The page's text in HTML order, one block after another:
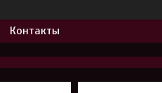
Контакты